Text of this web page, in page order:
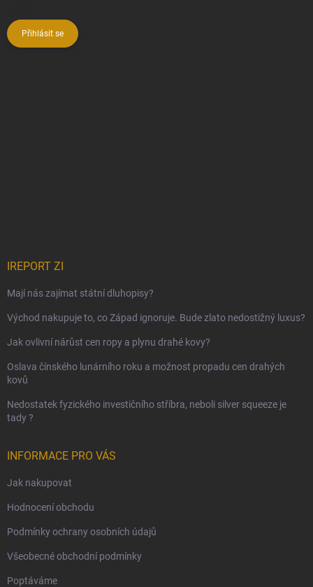
Přihlásit se
IREPORT ZI
Mají nás zajímat státní dluhopisy?
Východ nakupuje to, co Západ ignoruje. Bude zlato nedostižný luxus?
Jak ovlivní nárůst cen ropy a plynu drahé kovy?
Oslava čínského lunárního roku a možnost propadu cen drahých
kovů
Nedostatek fyzického investičního stříbra, neboli silver squeeze je
tady ?
INFORMACE PRO VÁS
Jak nakupovat
Hodnocení obchodu
Podmínky ochrany osobních údajů
Všeobecné obchodní podmínky
Poptáváme